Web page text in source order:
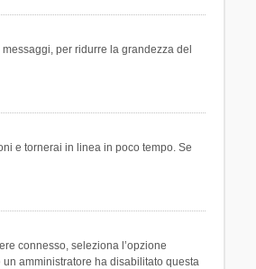
per ridurre la grandezza del
e tornerai in linea in poco tempo. Se
connesso, seleziona l’opzione
amministratore ha disabilitato questa